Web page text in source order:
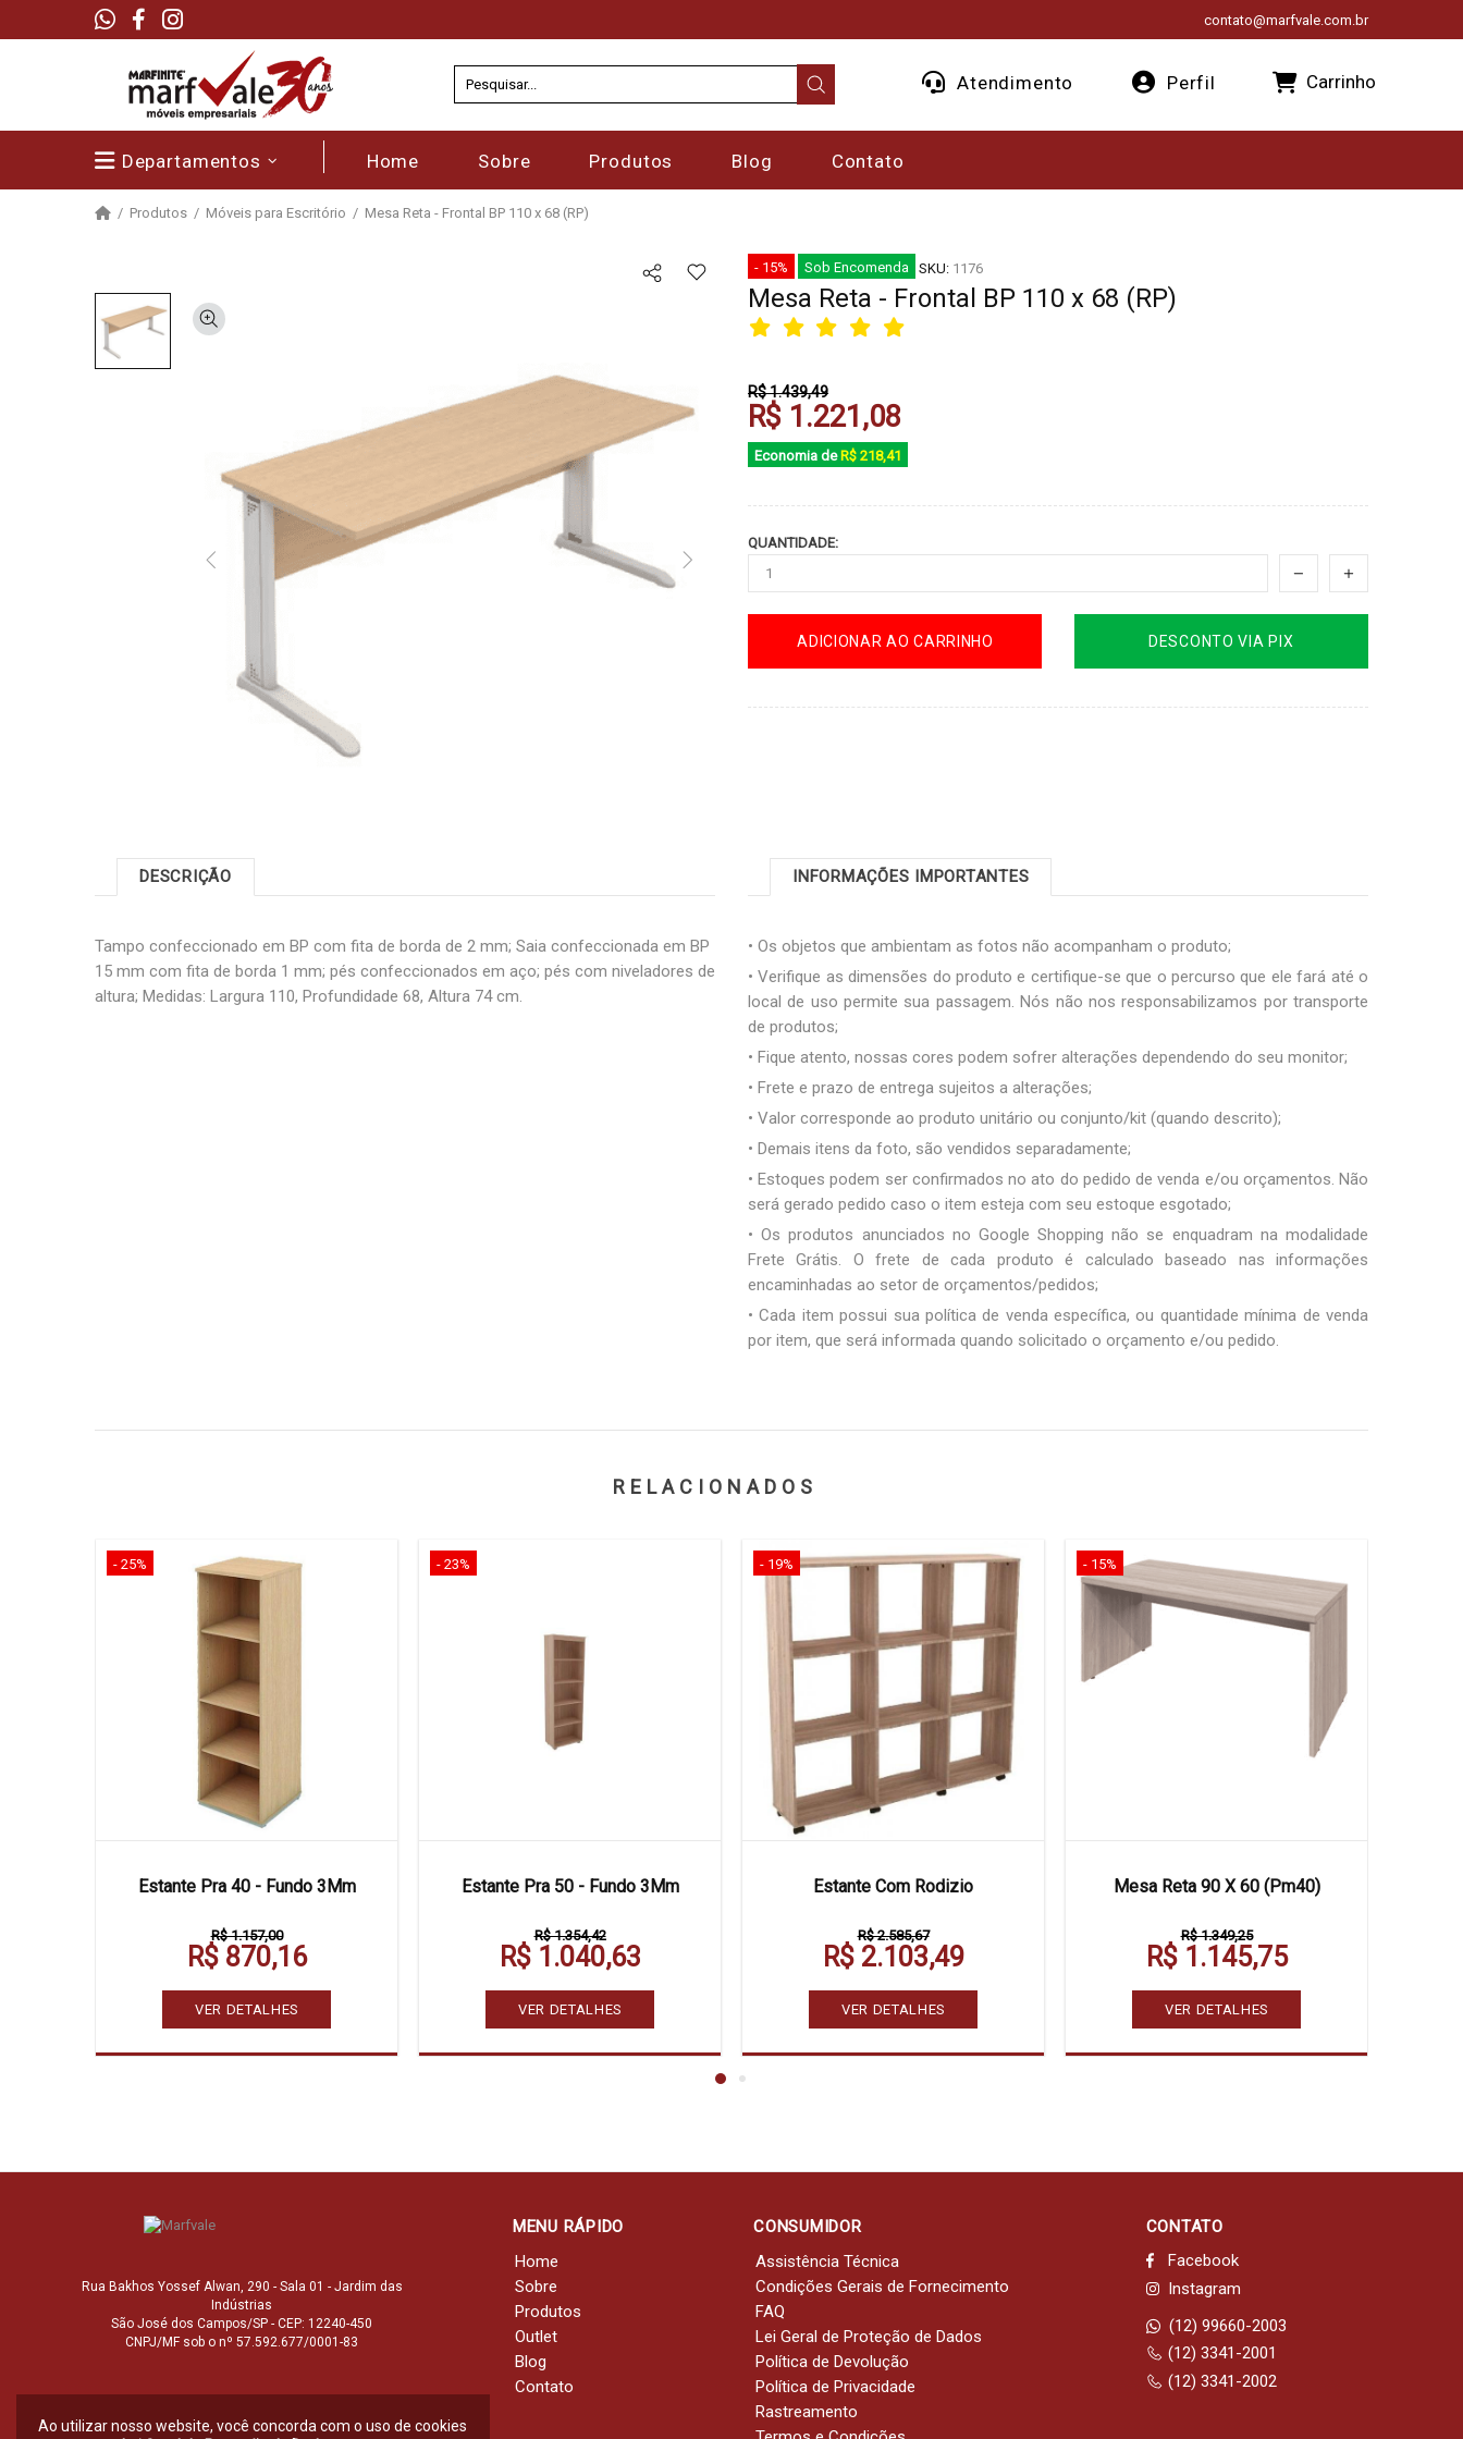
contato@marfvale.com.br
Atendimento Perfil Carrinho
Departamentos Home Sobre Produtos Blog Contato
Produtos Móveis para Escritório Mesa Reta - Frontal BP 110 x 68 (RP)
- 15% Sob Encomenda SKU: 1176
Mesa Reta - Frontal BP 110 x 68 (RP)
R$ 1.439,49
R$ 1.221,08
Economia de R$ 218,41
QUANTIDADE:
ADICIONAR AO CARRINHO DESCONTO VIA PIX
DESCRIÇÃO
Tampo confeccionado em BP com fita de borda de 2 mm; Saia confeccionada em BP
15 mm com fita de borda 1 mm; pés confeccionados em aço; pés com niveladores de
altura; Medidas: Largura 110, Profundidade 68, Altura 74 cm.
INFORMAÇÕES IMPORTANTES
• Os objetos que ambientam as fotos não acompanham o produto;
• Verifique as dimensões do produto e certifique-se que o percurso que ele fará até o
local de uso permite sua passagem. Nós não nos responsabilizamos por transporte
de produtos;
• Fique atento, nossas cores podem sofrer alterações dependendo do seu monitor;
• Frete e prazo de entrega sujeitos a alterações;
• Valor corresponde ao produto unitário ou conjunto/kit (quando descrito);
• Demais itens da foto, são vendidos separadamente;
• Estoques podem ser confirmados no ato do pedido de venda e/ou orçamentos. Não
será gerado pedido caso o item esteja com seu estoque esgotado;
• Os produtos anunciados no Google Shopping não se enquadram na modalidade
Frete Grátis. O frete de cada produto é calculado baseado nas informações
encaminhadas ao setor de orçamentos/pedidos;
• Cada item possui sua política de venda específica, ou quantidade mínima de venda
por item, que será informada quando solicitado o orçamento e/ou pedido.
RELACIONADOS
- 25%
Estante Pra 40 - Fundo 3Mm
R$ 1.157,00
R$ 870,16
VER DETALHES
- 23%
Estante Pra 50 - Fundo 3Mm
R$ 1.354,42
R$ 1.040,63
VER DETALHES
- 19%
Estante Com Rodizio
R$ 2.585,67
R$ 2.103,49
VER DETALHES
- 15%
Mesa Reta 90 X 60 (Pm40)
R$ 1.349,25
R$ 1.145,75
VER DETALHES
Rua Bakhos Yossef Alwan, 290 - Sala 01 - Jardim das
Indústrias
São José dos Campos/SP - CEP: 12240-450
CNPJ/MF sob o nº 57.592.677/0001-83
MENU RÁPIDO
Home
Sobre
Produtos
Outlet
Blog
Contato
CONSUMIDOR
Assistência Técnica
Condições Gerais de Fornecimento
FAQ
Lei Geral de Proteção de Dados
Política de Devolução
Política de Privacidade
Rastreamento
CONTATO
Facebook
Instagram
(12) 99660-2003
(12) 3341-2001
(12) 3341-2002
Ao utilizar nosso website, você concorda com o uso de cookies